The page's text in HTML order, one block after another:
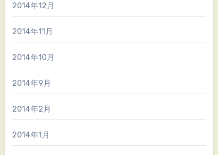
2014年12月
2014年11月
2014年10月
2014年9月
2014年2月
2014年1月